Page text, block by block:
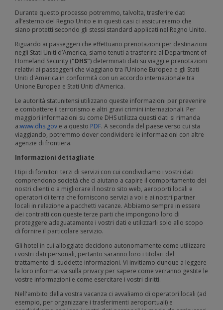
Durante questo processo potremmo, talvolta, trasferire dati
all’esterno del Regno Unito e in questi casi ci assicureremo che
siano protetti secondo gli stessi standard applicati nel Regno Unito.
Riguardo ai passeggeri che effettuano prenotazioni per destinazioni
negli Stati Uniti d’America, siamo tenuti a trasferire al Department of
Homeland Security ("DHS") determinati dati su viaggi e prenotazioni
relativi ai passeggeri che viaggiano tra l’Unione Europea e gli Stati
Uniti d'America in conformità con un accordo internazionale tra
Unione Europea e Stati Uniti d’America.
Le autorità statunitensi utilizzano queste informazioni per prevenire
e combattere il terrorismo e altri gravi crimini internazionali. Per
maggiori informazioni su come DHS utilizza questi dati si rimanda
a:www.dhs.gov e a questo PDF. A seconda del paese verso cui sta
viaggiando, potremmo dover condividere le informazioni con altre
agenzie di frontiera.
Informazioni dettagliate
I tipi di fornitori terzi di servizi con cui condividiamo i vostri dati
comprendono società che ci aiutano a capire il comportamento dei
nostri clienti o a migliorare il nostro sito web, aeroporti locali e
operatori di terra che forniscono servizi a voi e ai nostri partner
locali in relazione a pacchetti vacanze. Abbiamo sempre in essere
dei contratti con queste terze parti che impongono loro di
proteggere adeguatamente i vostri dati e utilizzarli solo allo scopo
di fornire il particolare servizio.
Gli hotel in cui alloggiate decidono autonomamente come utilizzare
i vostri dati personali, pertanto saranno loro i titolari del
trattamento di suddette informazioni. Vi invitiamo dunque a leggere
la loro informativa sulla privacy per sapere come verranno gestite le
vostre informazioni e come esercitare i vostri diritti.
Nell'ambito della vostra vacanza ci avvaliamo di operatori locali (ad
esempio, per organizzare i trasferimenti aeroportuali) e